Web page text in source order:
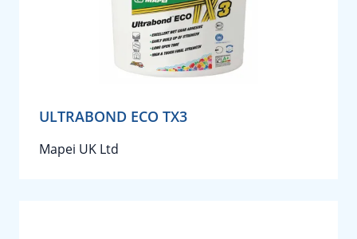
ULTRABOND ECO TX3
Mapei UK Ltd